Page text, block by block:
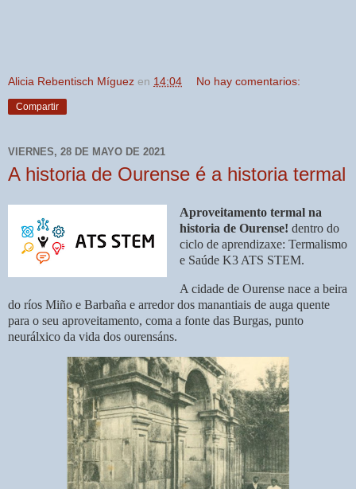
Alicia Rebentisch Míguez en 14:04 No hay comentarios:
Compartir
VIERNES, 28 DE MAYO DE 2021
A historia de Ourense é a historia termal
Aproveitamento termal na
historia de Ourense! dentro do
ciclo de aprendizaxe: Termalismo
e Saúde K3 ATS STEM.
A cidade de Ourense nace a beira
do ríos Miño e Barbaña e arredor dos manantiais de auga quente
para o seu aproveitamento, coma a fonte das Burgas, punto
neurálxico da vida dos ourensáns.